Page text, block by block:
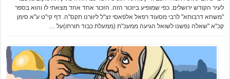
לעיר הקודש ירושלים. כפי שמופיע ביזכור הזה. הזכור אחד אחד מצאתי לו והוא בספר
"משחא דרבותא" לרבי מסעוד רפאל אלפאסי זצ"ל ליוורנו תקס"ה. דף קי"ט ע"א סימן
קכ"א "שאלה נפשנו לשואל הגיעה ממעכ"ת (ממעלת כבוד תורתו)על …